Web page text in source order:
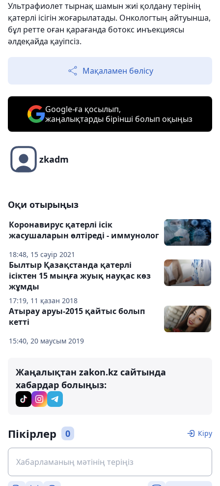
Ультрафиолет тырнақ шамын жиі қолдану терінің
қатерлі ісігін жоғарылатады. Онкологтың айтуынша,
бұл ретте оған қарағанда ботокс инъекциясы
әлдеқайда қауіпсіз.
Мақаламен бөлісу
Google-ға қосылып,
жаңалықтарды бірінші болып оқыңыз
zkadm
Оқи отырыңыз
18:48, 15 сәуір 2021
Коронавирус қатерлі ісік
жасушаларын өлтіреді - иммунолог
17:19, 11 қазан 2018
Былтыр Қазақстанда қатерлі
ісіктен 15 мыңға жуық науқас көз
жұмды
15:40, 20 маусым 2019
Атырау аруы-2015 қайтыс болып
кетті
Жаңалықтан zakon.kz сайтында
хабардар болыңыз:
Пікірлер 0 Кіру